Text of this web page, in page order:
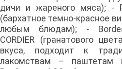
дичи и жареного мяса); -
(бархатное темно-красное
любым блюдам); -
CORDIER (гранатового
вкуса, подходит к
лакомствам –